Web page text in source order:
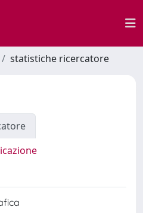
statistiche ricercatore